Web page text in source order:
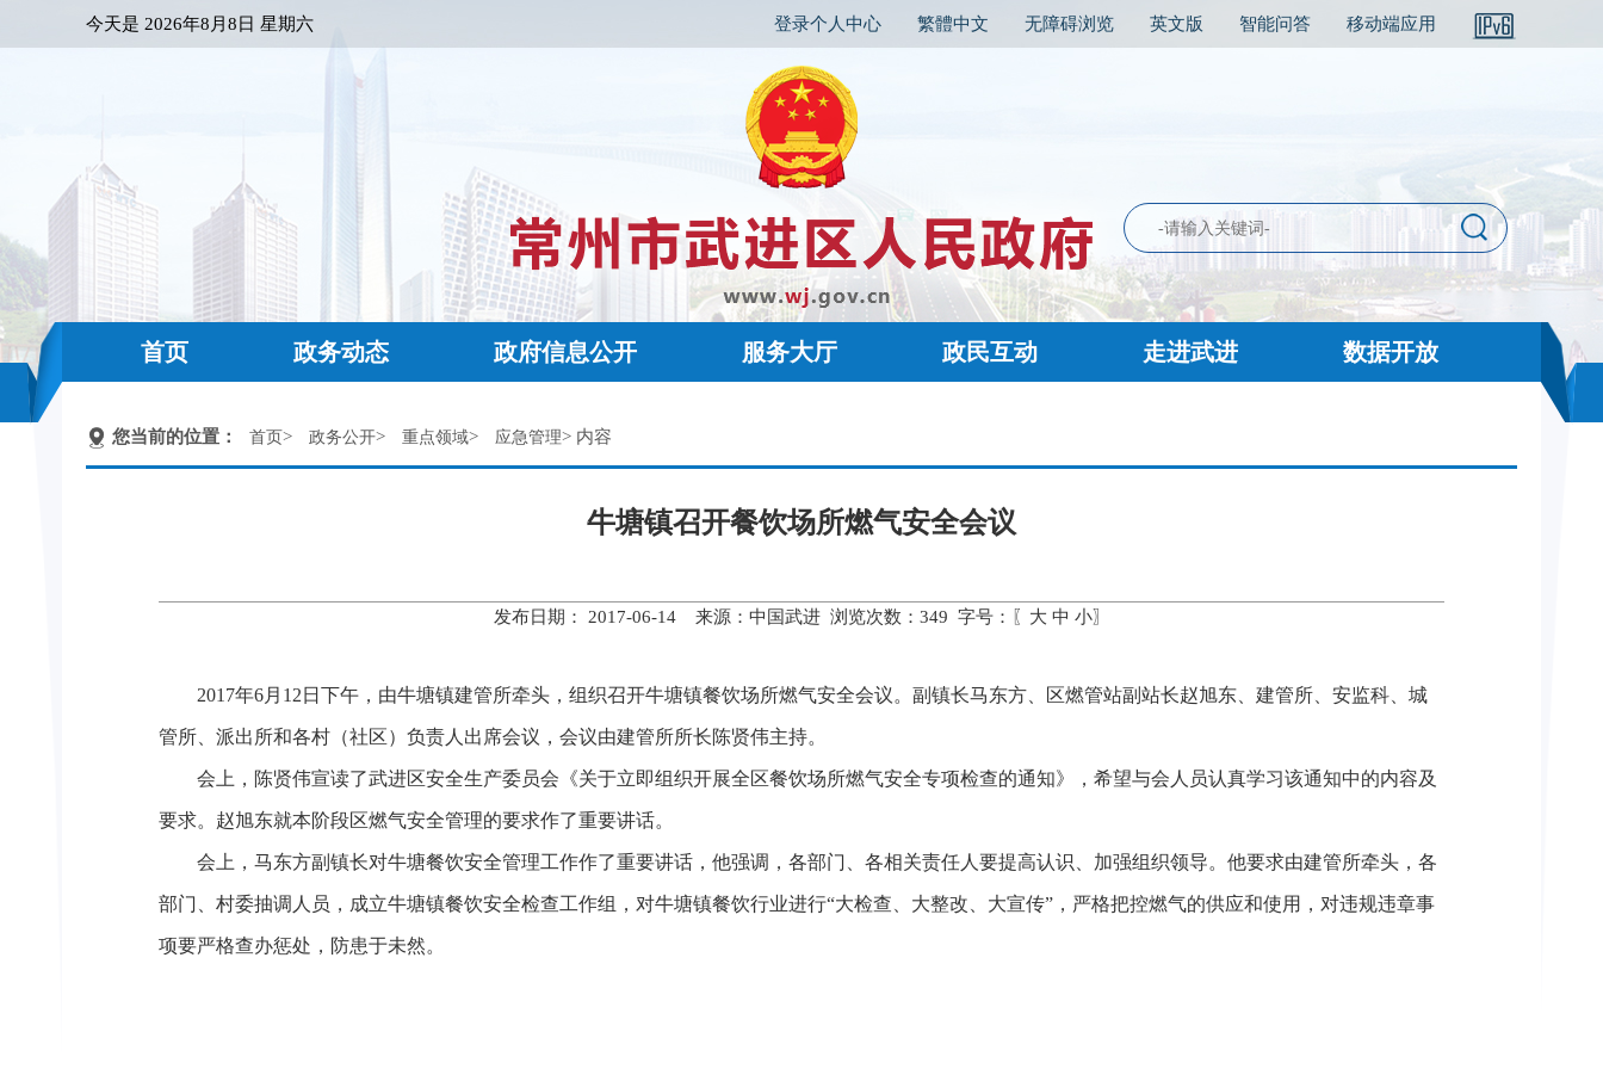
今天是 2026年8月8日 星期六 登录个人中心 繁體中文 无障碍浏览 英文版 智能问答 移动端应用
首页 政务动态 政府信息公开 服务大厅 政民互动 走进武进 数据开放
您当前的位置： 首页> 政务公开> 重点领域> 应急管理> 内容
牛塘镇召开餐饮场所燃气安全会议
发布日期： 2017-06-14 来源：中国武进 浏览次数： 349 字号：〖 大 中 小〗
2017年6月12日下午，由牛塘镇建管所牵头，组织召开牛塘镇餐饮场所燃气安全会议。副镇长马东方、区燃管站副站长赵旭东、建管所、安监科、城
管所、派出所和各村（社区）负责人出席会议，会议由建管所所长陈贤伟主持。
会上，陈贤伟宣读了武进区安全生产委员会《关于立即组织开展全区餐饮场所燃气安全专项检查的通知》，希望与会人员认真学习该通知中的内容及
要求。赵旭东就本阶段区燃气安全管理的要求作了重要讲话。
会上，马东方副镇长对牛塘餐饮安全管理工作作了重要讲话，他强调，各部门、各相关责任人要提高认识、加强组织领导。他要求由建管所牵头，各
部门、村委抽调人员，成立牛塘镇餐饮安全检查工作组，对牛塘镇餐饮行业进行“大检查、大整改、大宣传”，严格把控燃气的供应和使用，对违规违章事
项要严格查办惩处，防患于未然。